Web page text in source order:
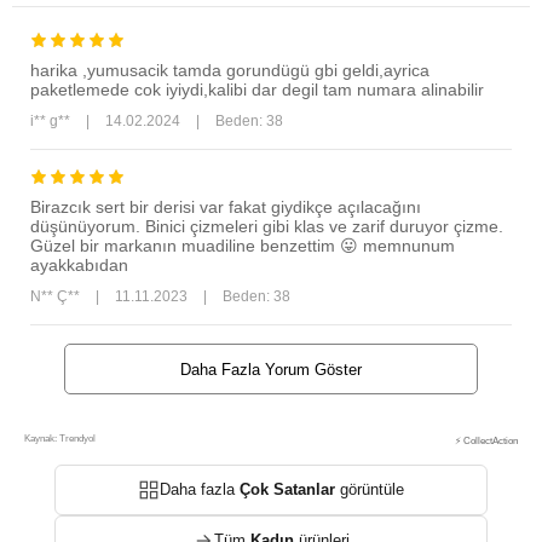
harika ,yumusacik tamda gorundügü gbi geldi,ayrica
paketlemede cok iyiydi,kalibi dar degil tam numara alinabilir
i** g** 14.02.2024 Beden: 38
Birazcık sert bir derisi var fakat giydikçe açılacağını
düşünüyorum. Binici çizmeleri gibi klas ve zarif duruyor çizme.
Güzel bir markanın muadiline benzettim 😛 memnunum
ayakkabıdan
N** Ç** 11.11.2023 Beden: 38
Daha Fazla Yorum Göster
Kaynak: Trendyol ⚡ CollectAction
Daha fazla Çok Satanlargörüntüle